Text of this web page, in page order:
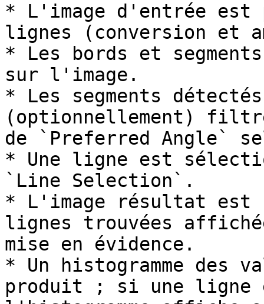
* L'image d'entrée est
lignes (conversion et
* Les bords et
sur l'image.
* Les segments
(optionnellement)
de `Preferred Angle`
* Une ligne est
`Line Selection`.
* L'image résultat est
lignes trouvées
mise en évidence.
* Un histogramme des
produit ; si une ligne